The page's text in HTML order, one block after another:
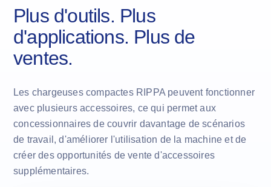
Plus d'outils. Plus
d'applications. Plus de
ventes.
Les chargeuses compactes RIPPA peuvent fonctionner
avec plusieurs accessoires, ce qui permet aux
concessionnaires de couvrir davantage de scénarios
de travail, d'améliorer l'utilisation de la machine et de
créer des opportunités de vente d'accessoires
supplémentaires.